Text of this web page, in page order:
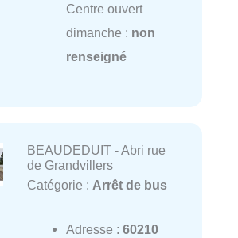
Centre ouvert
dimanche : non
renseigné
BEAUDEDUIT - Abri rue
de Grandvillers
Catégorie : Arrêt de bus
Adresse : 60210